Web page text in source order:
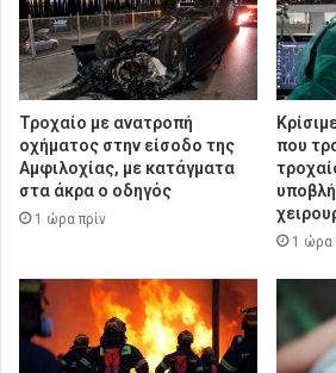
Τροχαίο με ανατροπή
οχήματος στην είσοδο της
Αμφιλοχίας, με κατάγματα
στα άκρα ο οδηγός
1 ώρα πρίν
που
1 ώρα